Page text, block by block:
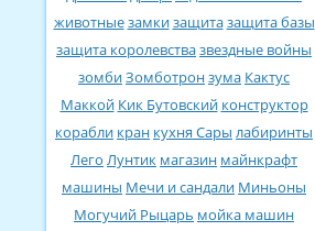
животныезамкизащитазащита базы
защита королевствазвездные войны
зомбиЗомботронзума Кактус
Маккой Кик Бутовский конструктор
корабли кран кухня Сары лабиринты
Лего Лунтик магазин майнкрафт
машины Мечи и сандали Миньоны
Могучий Рыцарь мойка машин